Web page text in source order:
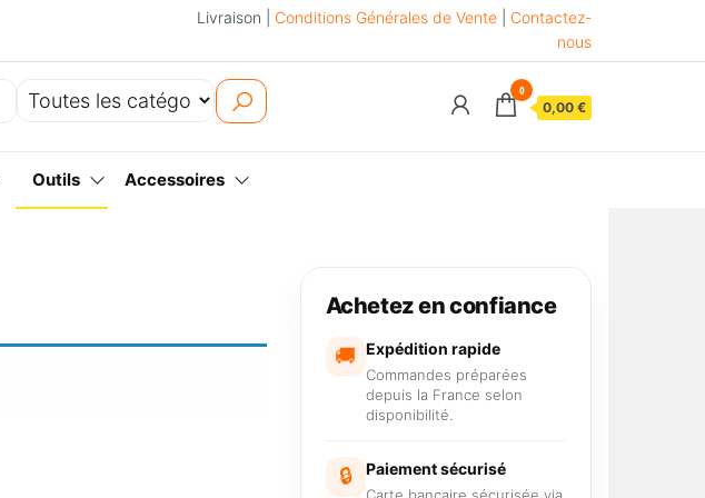
Livraison | Conditions Générales de Vente
Contactez-
nous
0
0,00 €
Outils Accessoires
Achetez en confiance
🚚 Expédition rapide
Commandes préparées
depuis la France selon
disponibilité.
🔒 Paiement sécurisé